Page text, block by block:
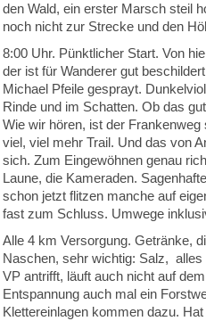
den Wald, ein erster Marsch steil
noch nicht zur Strecke und den
8:00 Uhr. Pünktlicher Start. Von
der ist für Wanderer gut
Michael Pfeile gesprayt.
Rinde und im Schatten. Ob das
Wie wir hören, ist der
viel, viel mehr Trail. Und das von
sich. Zum Eingewöhnen genau
Laune, die Kameraden.
schon jetzt flitzen manche auf
fast zum Schluss. Umwege
Alle 4 km Versorgung. Getränke,
Naschen, sehr wichtig: Salz,
VP antrifft, läuft auch nicht auf
Entspannung auch mal ein
Klettereinlagen kommen dazu.